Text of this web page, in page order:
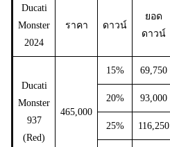
Ducati
Monster
2024
ราคา ดาวน์
ยอด
ดาวน์
Ducati
Monster
937
(Red)
465,000
15% 69,750
20% 93,000
25% 116,250